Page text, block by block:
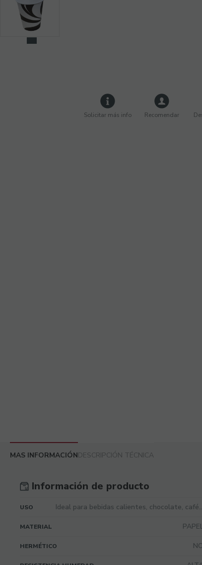
Solicitar más info Recomendar
MAS INFORMACIÓNDESCRIPCIÓN TÉCNICA
Información de producto
USO Ideal para bebidas calientes, chocolate,
MATERIAL
HERMÉTICO